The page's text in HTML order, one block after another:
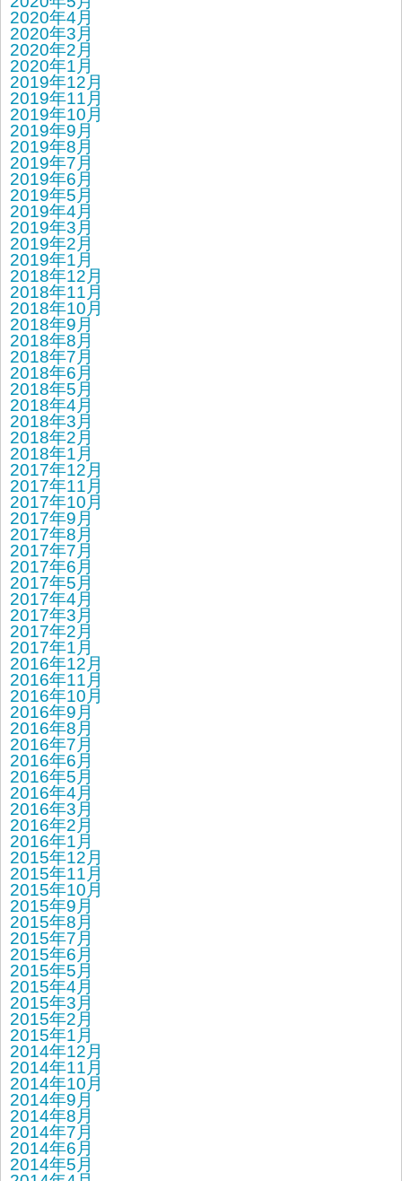
2020年4月
2020年3月
2020年2月
2020年1月
2019年12月
2019年11月
2019年10月
2019年9月
2019年8月
2019年7月
2019年6月
2019年5月
2019年4月
2019年3月
2019年2月
2019年1月
2018年12月
2018年11月
2018年10月
2018年9月
2018年8月
2018年7月
2018年6月
2018年5月
2018年4月
2018年3月
2018年2月
2018年1月
2017年12月
2017年11月
2017年10月
2017年9月
2017年8月
2017年7月
2017年6月
2017年5月
2017年4月
2017年3月
2017年2月
2017年1月
2016年12月
2016年11月
2016年10月
2016年9月
2016年8月
2016年7月
2016年6月
2016年5月
2016年4月
2016年3月
2016年2月
2016年1月
2015年12月
2015年11月
2015年10月
2015年9月
2015年8月
2015年7月
2015年6月
2015年5月
2015年4月
2015年3月
2015年2月
2015年1月
2014年12月
2014年11月
2014年10月
2014年9月
2014年8月
2014年7月
2014年6月
2014年5月